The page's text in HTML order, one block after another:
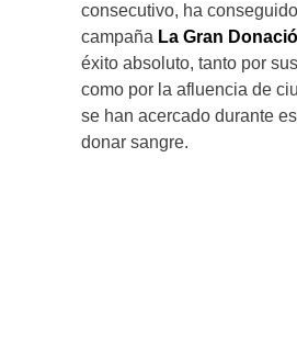
consecutivo, ha
campaña La Gran
éxito absoluto, tanto por
como por la afluencia de
se han acercado durante
donar sangre.